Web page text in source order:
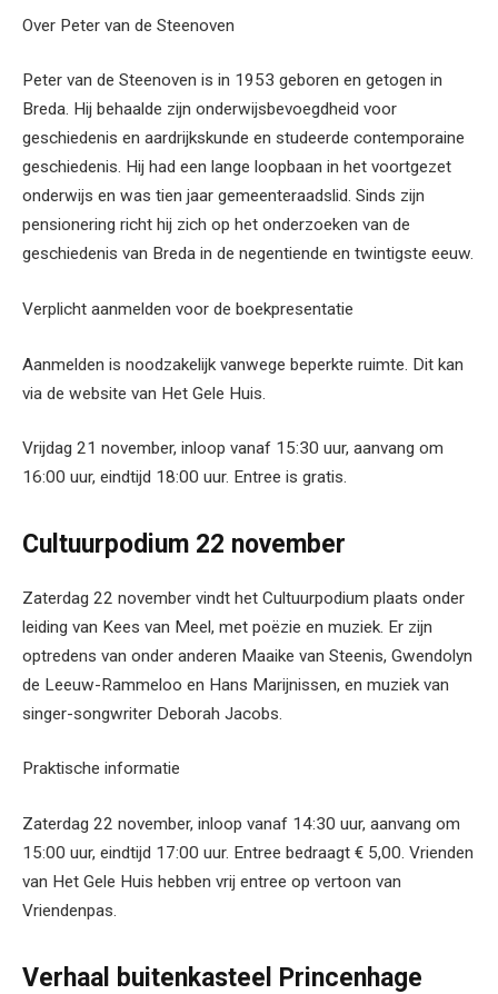
Over Peter van de Steenoven
Peter van de Steenoven is in 1953 geboren en getogen in
Breda. Hij behaalde zijn onderwijsbevoegdheid voor
geschiedenis en aardrijkskunde en studeerde contemporaine
geschiedenis. Hij had een lange loopbaan in het voortgezet
onderwijs en was tien jaar gemeenteraadslid. Sinds zijn
pensionering richt hij zich op het onderzoeken van de
geschiedenis van Breda in de negentiende en twintigste eeuw.
Verplicht aanmelden voor de boekpresentatie
Aanmelden is noodzakelijk vanwege beperkte ruimte. Dit kan
via de website van Het Gele Huis.
Vrijdag 21 november, inloop vanaf 15:30 uur, aanvang om
16:00 uur, eindtijd 18:00 uur. Entree is gratis.
Cultuurpodium 22 november
Zaterdag 22 november vindt het Cultuurpodium plaats onder
leiding van Kees van Meel, met poëzie en muziek. Er zijn
optredens van onder anderen Maaike van Steenis, Gwendolyn
de Leeuw-Rammeloo en Hans Marijnissen, en muziek van
singer-songwriter Deborah Jacobs.
Praktische informatie
Zaterdag 22 november, inloop vanaf 14:30 uur, aanvang om
15:00 uur, eindtijd 17:00 uur. Entree bedraagt € 5,00. Vrienden
van Het Gele Huis hebben vrij entree op vertoon van
Vriendenpas.
Verhaal buitenkasteel Princenhage